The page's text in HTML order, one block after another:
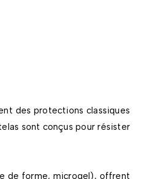
des protections classiques
sont conçus pour résister
de forme, microgel), offrent